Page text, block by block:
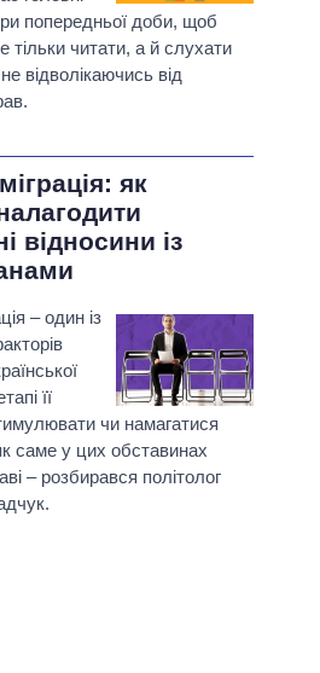
попередньої доби, щоб
тільки читати, а й слухати
відволікаючись від
як
відносини із
– один із
її
чи намагатися
саме у цих обставинах
– розбирався політолог